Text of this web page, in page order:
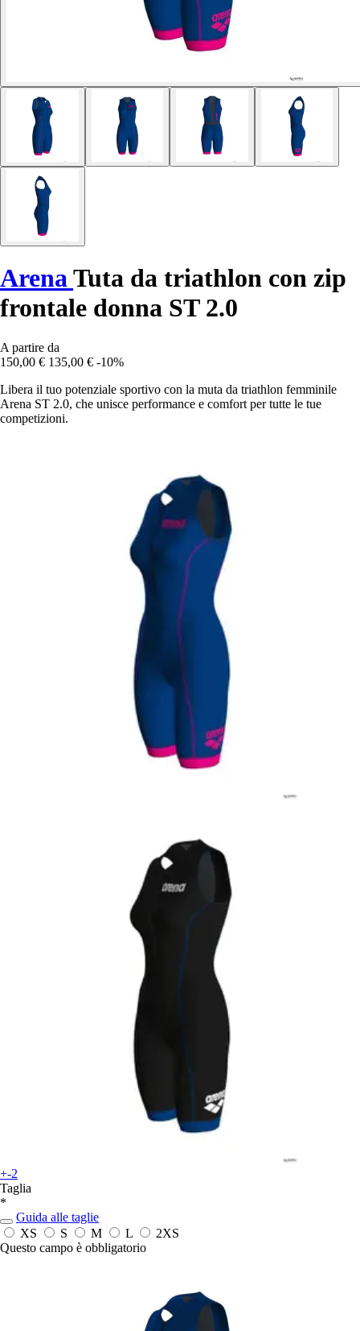
Arena Tuta da triathlon con zip
frontale donna ST 2.0
A partire da
150,00 € 135,00 € -10%
Libera il tuo potenziale sportivo con la muta da triathlon femminile
Arena ST 2.0, che unisce performance e comfort per tutte le tue
competizioni.
+-2
Taglia
*
Guida alle taglie
XS
S M L
2XS
Questo campo è obbligatorio